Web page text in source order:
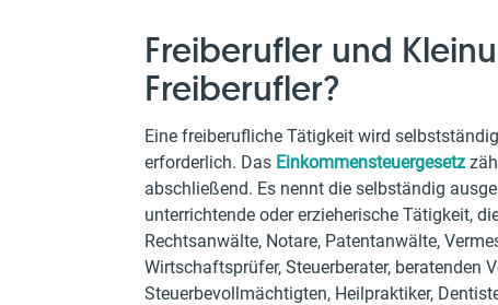
Freiberufler und
Freiberufler?
Eine freiberufliche Tätigkeit wird
erforderlich. Das Einkommensteuergesetz
abschließend. Es nennt die selbständig
unterrichtende oder erzieherische Tätigkeit,
Rechtsanwälte, Notare, Patentanwälte,
Wirtschaftsprüfer, Steuerberater, beratenden
Steuerbevollmächtigten, Heilpraktiker,